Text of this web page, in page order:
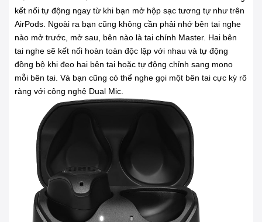
kết nối tự động ngay từ khi bạn mở hộp sạc tương tự như trên
AirPods. Ngoài ra bạn cũng không cần phải nhớ bên tai nghe
nào mở trước, mở sau, bên nào là tai chính Master. Hai bên
tai nghe sẽ kết nối hoàn toàn độc lập với nhau và tự động
đồng bộ khi đeo hai bên tai hoặc tự động chỉnh sang mono
mỗi bên tai. Và bạn cũng có thể nghe gọi một bên tai cực kỳ rõ
ràng với công nghệ Dual Mic.